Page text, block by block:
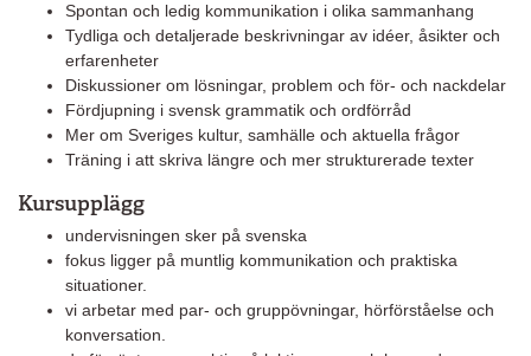
Spontan och ledig kommunikation i olika sammanhang
Tydliga och detaljerade beskrivningar av idéer, åsikter och
erfarenheter
Diskussioner om lösningar, problem och för- och nackdelar
Fördjupning i svensk grammatik och ordförråd
Mer om Sveriges kultur, samhälle och aktuella frågor
Träning i att skriva längre och mer strukturerade texter
Kursupplägg
undervisningen sker på svenska
fokus ligger på muntlig kommunikation och praktiska
situationer.
vi arbetar med par- och gruppövningar, hörförståelse och
konversation.